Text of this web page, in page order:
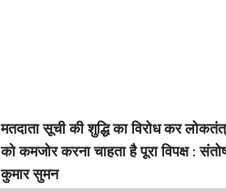
मतदाता सूची की शुद्धि का विरोध कर
को कमजोर करना चाहता है पूरा विपक्ष :
कुमार सुमन